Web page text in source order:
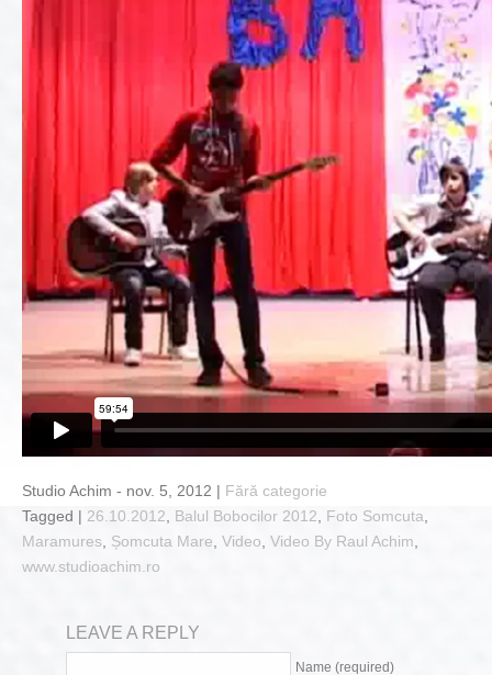
Studio Achim - nov. 5, 2012 | Fără categorie
Tagged | 26.10.2012 Balul Bobocilor 2012 Foto Somcuta
Maramures Șomcuta Mare Video Video By Raul Achim
www.studioachim.ro
LEAVE A REPLY
Name (required)